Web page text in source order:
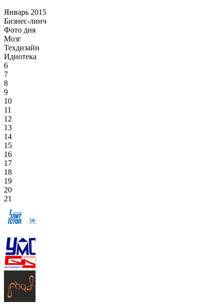
Январь 2015
Бизнес-линч
Фото дня
Мозг
Техдизайн
Идиотека
6
7
8
9
10
11
12
13
14
15
16
17
18
19
20
21